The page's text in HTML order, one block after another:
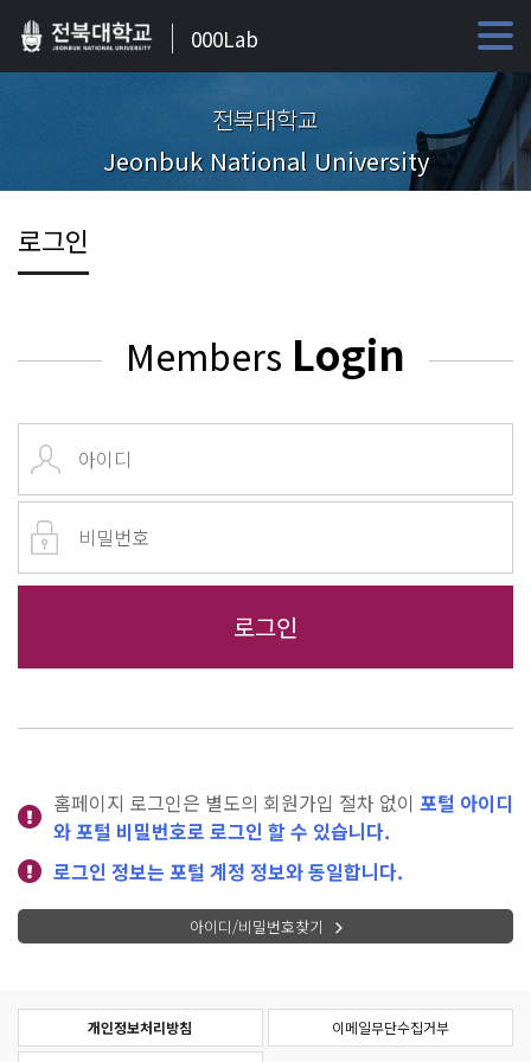
000Lab
전북대학교
Jeonbuk National University
로그인
Members Login
홈페이지 로그인은 별도의 회원가입 절차 없이 포털 아이디
와 포털 비밀번호로 로그인 할 수 있습니다.
로그인 정보는 포털 계정 정보와 동일합니다.
아이디/비밀번호찾기
개인정보처리방침 이메일무단수집거부